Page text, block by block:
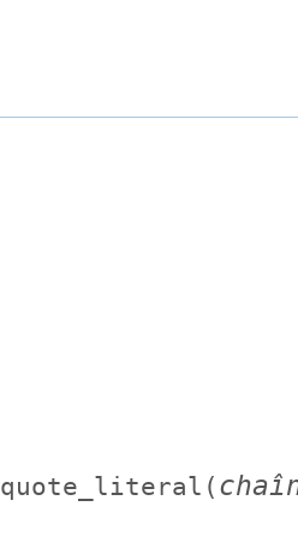
quote_literal(